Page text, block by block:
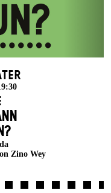
Zino Wey